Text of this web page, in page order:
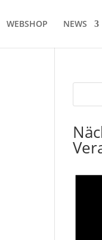
WEBSHOP NEWS